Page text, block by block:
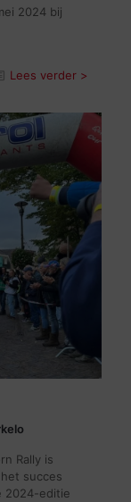
2024 bij
Lees verder >
Rally is
succes
2024-editie